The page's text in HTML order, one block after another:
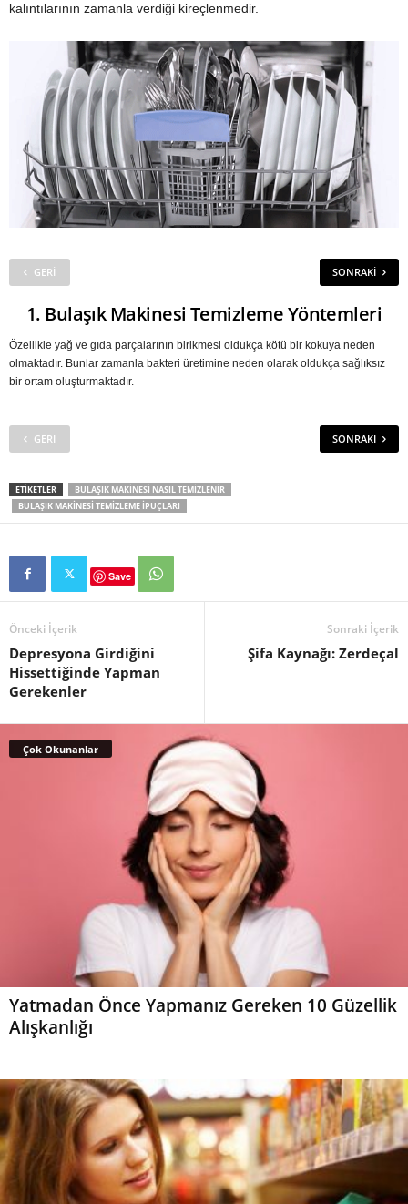
kalıntılarının zamanla verdiği kireçlenmedir.
GERI SONRAKI
1. Bulaşık Makinesi Temizleme Yöntemleri
Özellikle yağ ve gıda parçalarının birikmesi oldukça kötü bir kokuya neden
olmaktadır. Bunlar zamanla bakteri üretimine neden olarak oldukça sağlıksız
bir ortam oluşturmaktadır.
GERI SONRAKI
ETIKETLER
BULAŞIK MAKINESI NASIL TEMIZLENIR
BULAŞIK MAKINESI TEMIZLEME IPUÇLARI
Save
Önceki İçerik
Depresyona Girdiğini
Hissettiğinde Yapman
Gerekenler
Sonraki İçerik
Şifa Kaynağı: Zerdeçal
Çok Okunanlar
Yatmadan Önce Yapmanız Gereken 10 Güzellik
Alışkanlığı